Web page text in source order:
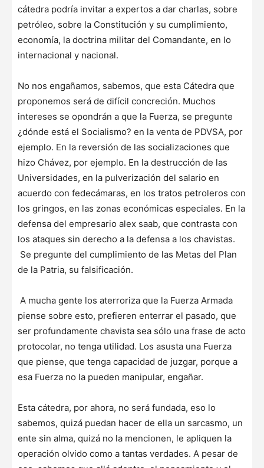
cátedra podría invitar a expertos a dar charlas, sobre
petróleo, sobre la Constitución y su cumplimiento,
economía, la doctrina militar del Comandante, en lo
internacional y nacional.
No nos engañamos, sabemos, que esta Cátedra que
proponemos será de difícil concreción. Muchos
intereses se opondrán a que la Fuerza, se pregunte
¿dónde está el Socialismo? en la venta de PDVSA, por
ejemplo. En la reversión de las socializaciones que
hizo Chávez, por ejemplo. En la destrucción de las
Universidades, en la pulverización del salario en
acuerdo con fedecámaras, en los tratos petroleros con
los gringos, en las zonas económicas especiales. En la
defensa del empresario alex saab, que contrasta con
los ataques sin derecho a la defensa a los chavistas.
Se pregunte del cumplimiento de las Metas del Plan
de la Patria, su falsificación.
A mucha gente los aterroriza que la Fuerza Armada
piense sobre esto, prefieren enterrar el pasado, que
ser profundamente chavista sea sólo una frase de acto
protocolar, no tenga utilidad. Los asusta una Fuerza
que piense, que tenga capacidad de juzgar, porque a
esa Fuerza no la pueden manipular, engañar.
Esta cátedra, por ahora, no será fundada, eso lo
sabemos, quizá puedan hacer de ella un sarcasmo, un
ente sin alma, quizá no la mencionen, le apliquen la
operación olvido como a tantas verdades. A pesar de